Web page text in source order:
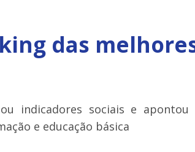
das
indicadores sociais e apontou
e educação básica